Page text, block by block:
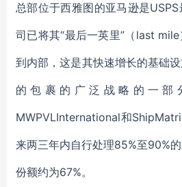
总部位于西雅图的亚马逊是USPS
司已将其“最后一英里”（last
到内部，这是其快速增长的基础
的包裹的广泛战略的一部
MWPVLInternational和
来两三年内自行处理85%至90%
份额约为67%。